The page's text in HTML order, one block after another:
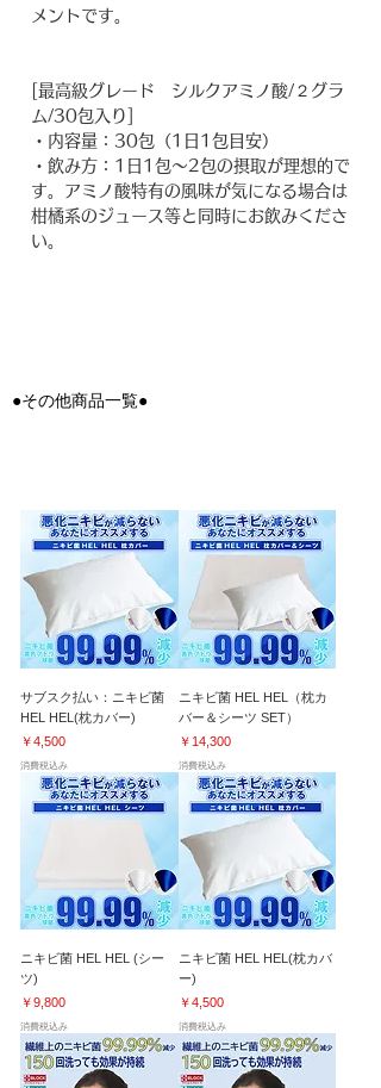
メントです。
[最高級グレード シルクアミノ酸/２グラ
ム/30包入り]
・内容量：30包（1日1包目安）
・飲み方：1日1包～2包の摂取が理想的で
す。アミノ酸特有の風味が気になる場合は
柑橘系のジュース等と同時にお飲みくださ
い。
●その他商品一覧●
サブスク払い：ニキビ菌
HEL HEL(枕カバー)
価格
￥4,500
消費税込み
ニキビ菌 HEL HEL（枕カ
バー＆シーツ SET）
価格
￥14,300
消費税込み
ニキビ菌 HEL HEL (シー
ツ)
価格
￥9,800
消費税込み
ニキビ菌 HEL HEL(枕カバ
ー)
価格
￥4,500
消費税込み